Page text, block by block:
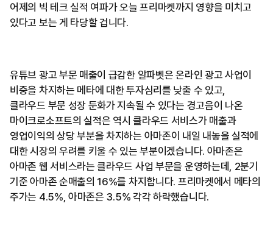
어제의 빅 테크 실적 여파가 오늘 프리마켓까지 영향을 미치고
있다고 보는 게 타당할 겁니다.
유튜브 광고 부문 매출이 급감한 알파벳은 온라인 광고 사업이
비중을 차지하는 메타에 대한 투자심리를 낮출 수 있고,
클라우드 부문 성장 둔화가 지속될 수 있다는 경고음이 나온
마이크로소프트의 실적은 역시 클라우드 서비스가 매출과
영업이익의 상당 부분을 차지하는 아마존이 내일 내놓을 실적에
대한 시장의 우려를 키울 수 있는 부분이겠습니다. 아마존은
아마존 웹 서비스라는 클라우드 사업 부문을 운영하는데, 2분기
기준 아마존 순매출의 16%를 차지합니다. 프리마켓에서 메타의
주가는 4.5%, 아마존은 3.5% 각각 하락했습니다.